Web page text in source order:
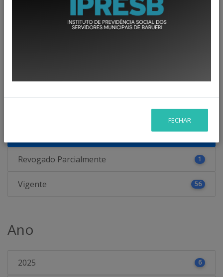
Regimento Interno
Status
9
12
Revogado Parcialmente 1
Vigente 56
Ano
2025 6
FECHAR